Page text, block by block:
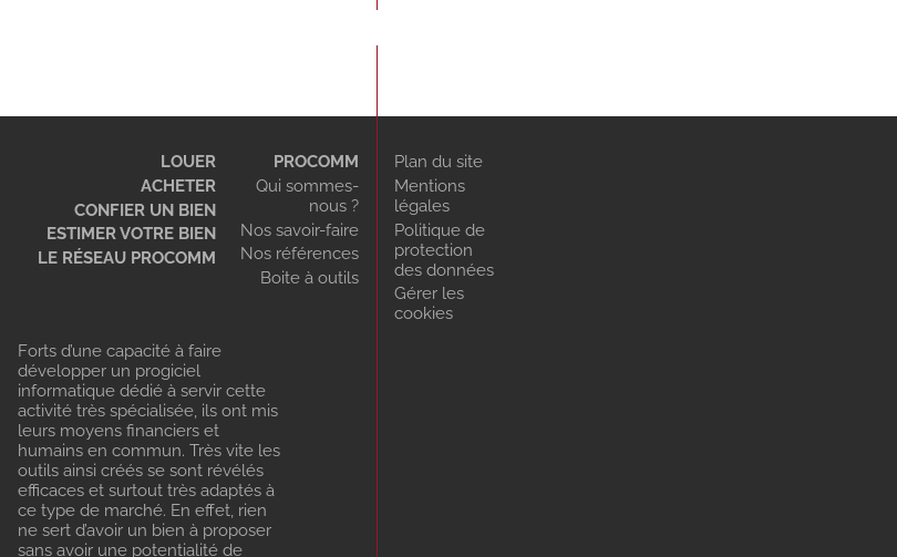
LOUER
ACHETER
CONFIER UN BIEN
ESTIMER VOTRE BIEN
LE RÉSEAU PROCOMM
PROCOMM
Qui sommes-
nous ?
Nos savoir-faire
Nos références
Boite à outils
Plan du site
Mentions
légales
Politique de
protection
des données
Gérer les
cookies
Forts d’une capacité à faire
développer un progiciel
informatique dédié à servir cette
activité très spécialisée, ils ont mis
leurs moyens financiers et
humains en commun. Très vite les
outils ainsi créés se sont révélés
efficaces et surtout très adaptés à
ce type de marché. En effet, rien
ne sert d’avoir un bien à proposer
sans avoir une potentialité de